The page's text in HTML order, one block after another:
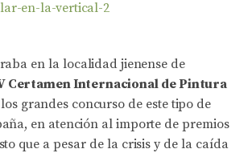
en la localidad jienense de
Certamen Internacional de Pintura
grandes concurso de este tipo de
en atención al importe de premios
que a pesar de la crisis y de la caída